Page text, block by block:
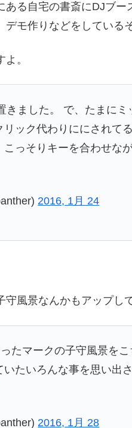
る自宅の書斎にDJブー
モ作りなどをしているそ
。
きました。 で、たまに
ック代わりににされて
っそりキーを合わせな
2016, 1月 24
風景なんかもアップし
たマークの子守風景を
いたいろんな事を思い出
2016, 1月 28